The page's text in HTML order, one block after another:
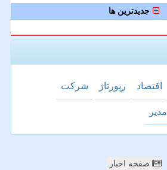
جدیدترین ها
اقتصاد رپورتاژ شركت
مدیر
صفحه اخبار